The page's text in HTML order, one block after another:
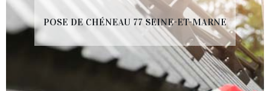
POSE DE CHÉNEAU 77 SEINE-ET-MARNE